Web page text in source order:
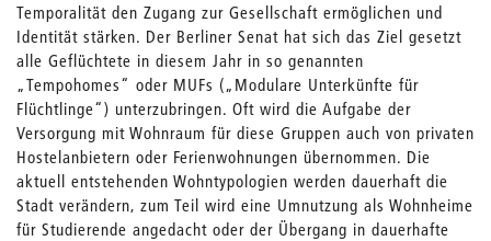
Temporalität den Zugang zur Gesellschaft ermöglichen und
Identität stärken. Der Berliner Senat hat sich das Ziel gesetzt
alle Geflüchtete in diesem Jahr in so genannten
„Tempohomes“ oder MUFs („Modulare Unterkünfte für
Flüchtlinge“) unterzubringen. Oft wird die Aufgabe der
Versorgung mit Wohnraum für diese Gruppen auch von privaten
Hostelanbietern oder Ferienwohnungen übernommen. Die
aktuell entstehenden Wohntypologien werden dauerhaft die
Stadt verändern, zum Teil wird eine Umnutzung als Wohnheime
für Studierende angedacht oder der Übergang in dauerhafte